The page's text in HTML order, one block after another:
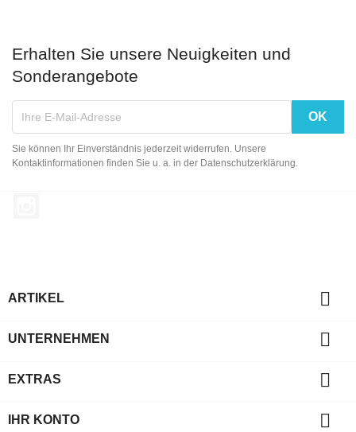
Erhalten Sie unsere Neuigkeiten und
Sonderangebote
Sie können Ihr Einverständnis jederzeit widerrufen. Unsere
Kontaktinformationen finden Sie u. a. in der Datenschutzerklärung.
ARTIKEL 
UNTERNEHMEN 
EXTRAS 
IHR KONTO 